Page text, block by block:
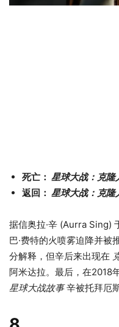
死亡： 星球大战：克隆
返回： 星球大战：克隆
据信奥拉·辛 (Aurra Sing)
巴·费特的火喷雾迫降并被
分解释，但辛后来出现在
阿米达拉。最后，在2018
星球大战故事辛被托拜厄